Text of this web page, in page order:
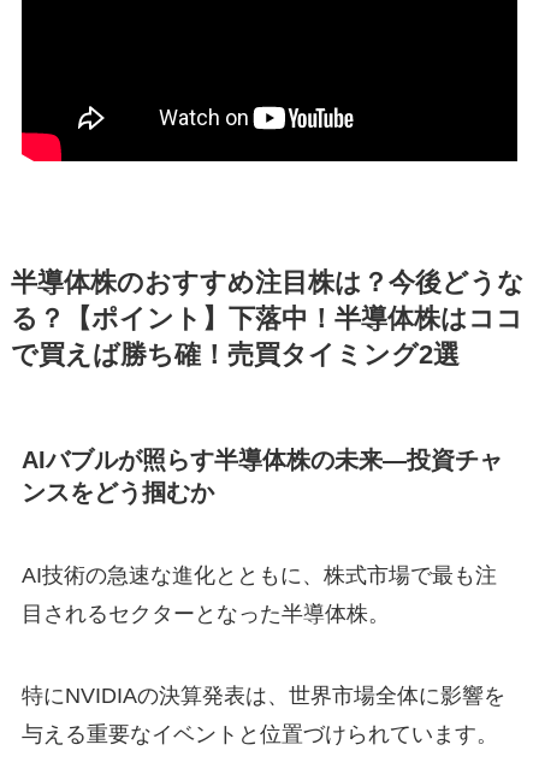
半導体株のおすすめ注目株は？今後どうな
る？【ポイント】下落中！半導体株はココ
で買えば勝ち確！売買タイミング2選
AIバブルが照らす半導体株の未来—投資チャ
ンスをどう掴むか
AI技術の急速な進化とともに、株式市場で最も注
目されるセクターとなった半導体株。
特にNVIDIAの決算発表は、世界市場全体に影響を
与える重要なイベントと位置づけられています。